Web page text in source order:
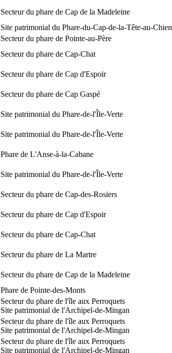
Secteur du phare de Cap de la Madeleine
Site patrimonial du Phare-du-Cap-de-la-Tête-au-Chien
Secteur du phare de Pointe-au-Père
Secteur du phare de Cap-Chat
Secteur du phare de Cap d'Espoir
Secteur du phare de Cap Gaspé
Site patrimonial du Phare-de-l'Île-Verte
Site patrimonial du Phare-de-l'Île-Verte
Phare de L'Anse-à-la-Cabane
Site patrimonial du Phare-de-l'Île-Verte
Secteur du phare de Cap-des-Rosiers
Secteur du phare de Cap d'Espoir
Secteur du phare de Cap-Chat
Secteur du phare de La Martre
Secteur du phare de Cap de la Madeleine
Phare de Pointe-des-Monts
Secteur du phare de l'île aux Perroquets
Site patrimonial de l'Archipel-de-Mingan
Secteur du phare de l'île aux Perroquets
Site patrimonial de l'Archipel-de-Mingan
Secteur du phare de l'île aux Perroquets
Site patrimonial de l'Archipel-de-Mingan